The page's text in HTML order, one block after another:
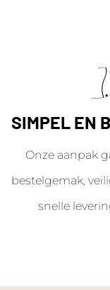
SIMPEL EN
Onze aanpak
bestelgemak,
snelle